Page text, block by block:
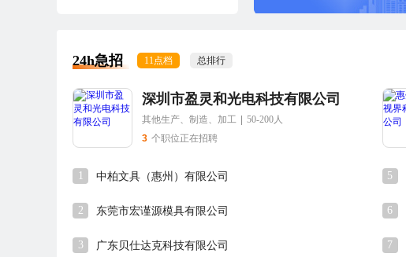
24h急招 11点档 总排行
深圳市盈灵和光电科技有限公司
其他生产、制造、加工
50-200人
3 个职位正在招聘
1 中柏文具（惠州）有限公司
2 东莞市宏谨源模具有限公司
3 广东贝仕达克科技有限公司
5
6
7